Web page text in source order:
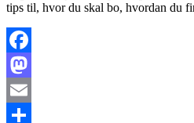
tips til, hvor du skal bo, hvordan du
Facebook
Mastodon
Email